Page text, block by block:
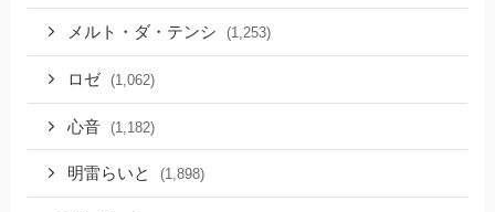
メルト・ダ・テンシ (1,253)
ロゼ (1,062)
心音 (1,182)
明雷らいと (1,898)